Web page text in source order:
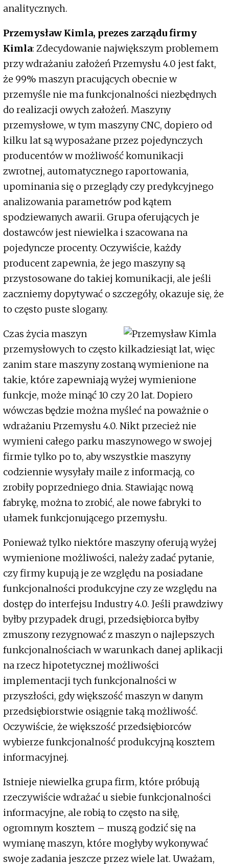
analitycznych.
Przemysław Kimla, prezes zarządu firmy
Kimla: Zdecydowanie największym problemem
przy wdrażaniu założeń Przemysłu 4.0 jest fakt,
że 99% maszyn pracujących obecnie w
przemyśle nie ma funkcjonalności niezbędnych
do realizacji owych założeń. Maszyny
przemysłowe, w tym maszyny CNC, dopiero od
kilku lat są wyposażane przez pojedynczych
producentów w możliwość komunikacji
zwrotnej, automatycznego raportowania,
upominania się o przeglądy czy predykcyjnego
analizowania parametrów pod kątem
spodziewanych awarii. Grupa oferujących je
dostawców jest niewielka i szacowana na
pojedyncze procenty. Oczywiście, każdy
producent zapewnia, że jego maszyny są
przystosowane do takiej komunikacji, ale jeśli
zaczniemy dopytywać o szczegóły, okazuje się, że
to często puste slogany.
Czas życia maszyn
przemysłowych to często kilkadziesiąt lat, więc
zanim stare maszyny zostaną wymienione na
takie, które zapewniają wyżej wymienione
funkcje, może minąć 10 czy 20 lat. Dopiero
wówczas będzie można myśleć na poważnie o
wdrażaniu Przemysłu 4.0. Nikt przecież nie
wymieni całego parku maszynowego w swojej
firmie tylko po to, aby wszystkie maszyny
codziennie wysyłały maile z informacją, co
zrobiły poprzedniego dnia. Stawiając nową
fabrykę, można to zrobić, ale nowe fabryki to
ułamek funkcjonującego przemysłu.
Ponieważ tylko niektóre maszyny oferują wyżej
wymienione możliwości, należy zadać pytanie,
czy firmy kupują je ze względu na posiadane
funkcjonalności produkcyjne czy ze względu na
dostęp do interfejsu Industry 4.0. Jeśli prawdziwy
byłby przypadek drugi, przedsiębiorca byłby
zmuszony rezygnować z maszyn o najlepszych
funkcjonalnościach w warunkach danej aplikacji
na rzecz hipotetycznej możliwości
implementacji tych funkcjonalności w
przyszłości, gdy większość maszyn w danym
przedsiębiorstwie osiągnie taką możliwość.
Oczywiście, że większość przedsiębiorców
wybierze funkcjonalność produkcyjną kosztem
informacyjnej.
Istnieje niewielka grupa firm, które próbują
rzeczywiście wdrażać u siebie funkcjonalności
informacyjne, ale robią to często na siłę,
ogromnym kosztem – muszą godzić się na
wymianę maszyn, które mogłyby wykonywać
swoje zadania jeszcze przez wiele lat. Uważam,